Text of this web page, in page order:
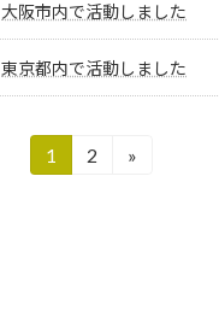
大阪市内で活動しました
東京都内で活動しました
固
1
固
2 »